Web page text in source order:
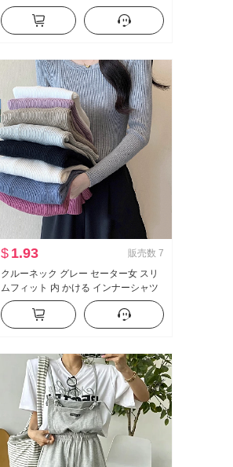
セットアップ 女性 菱 チェック柄 カー
ディガン ツーピースセット
$ 1.93 販売数 7
クルーネック グレー セーター女 スリ
ムフィット 内 かける インナーシャツ
秋冬 万能 スリムフィット 長袖 ニット
セーター トップス